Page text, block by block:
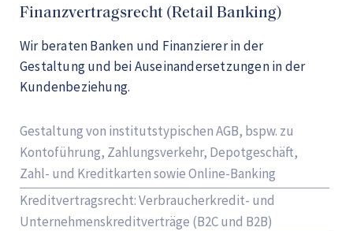
Finanzvertragsrecht (Retail Banking)
Wir beraten Banken und Finanzierer in der
Gestaltung und bei Auseinandersetzungen in der
Kundenbeziehung.
Gestaltung von institutstypischen AGB, bspw. zu
Kontoführung, Zahlungsverkehr, Depotgeschäft,
Zahl- und Kreditkarten sowie Online-Banking
Kreditvertragsrecht: Verbraucherkredit- und
Unternehmenskreditverträge (B2C und B2B)